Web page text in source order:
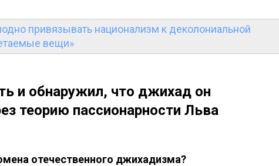
привязывать национализм к деколониальной
вещи»
и обнаружил, что джихад он
теорию пассионарности Льва
отечественного джихадизма?